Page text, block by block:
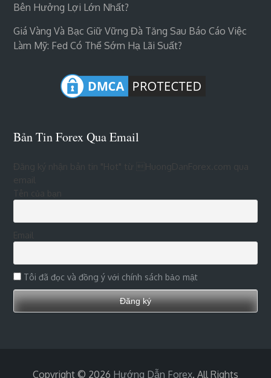
Bên Hưởng Lợi Lớn Nhất?
Giá Vàng Và Bạc Giữ Vững Đà Tăng Sau Báo Cáo Việc
Làm Mỹ: Fed Có Thể Sớm Hạ Lãi Suất?
Bản Tin Forex Qua Email
Đăng ký nhận bản tin "Hot" từ HuongDanForex.com qua
Tên của bạn
Tôi đã đọc và đồng ý với chính sách bảo mật
Copyright © 2026 Hướng Dẫn Forex. All Rights